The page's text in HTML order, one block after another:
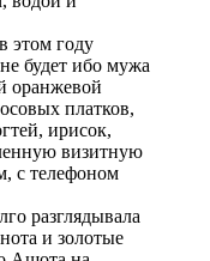
этом году
будет ибо мужа
оранжевой
платков,
ирисок,
визитную
с телефоном
разглядывала
и золотые